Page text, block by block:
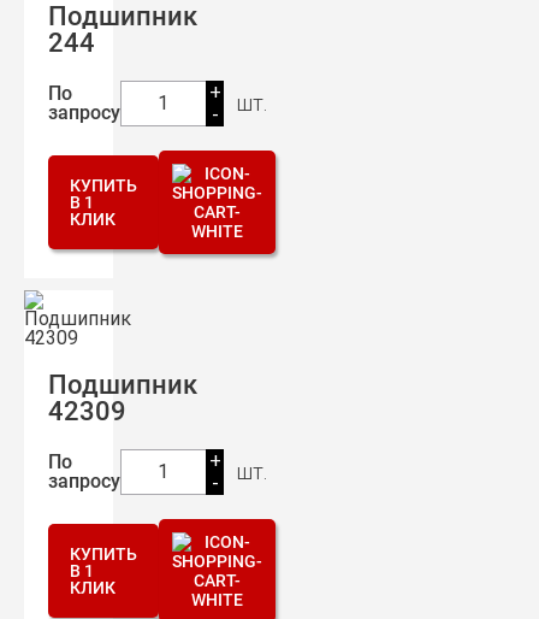
Подшипник
244
По
запросу
1
+
-
шт.
КУПИТЬ
В 1
КЛИК
Подшипник
42309
По
запросу
1
+
-
шт.
КУПИТЬ
В 1
КЛИК